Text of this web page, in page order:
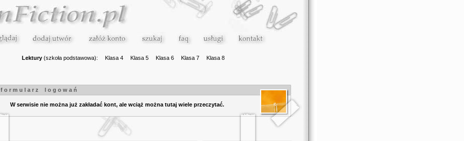
Lektury (szkoła podstawowa): Klasa 4 Klasa 5 Klasa 6 Klasa 7 Klasa 8
f o r m u l a r z l o g o w a ń
W serwisie nie można już zakładać kont, ale wciąż można tutaj wiele przeczytać.